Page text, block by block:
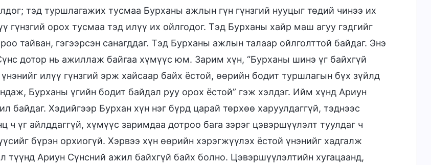
тэд туршлагажих тусмаа Бурханы ажлын гүн гүнзгий нууцыг төдий чинээ их
гүнзгий орох тусмаа тэд илүү их ойлгодог. Тэд Бурханы хайр маш агуу гэдгийг
тайван, гэгээрсэн санагддаг. Тэд Бурханы ажлын талаар ойлголттой байдаг. Энэ
дотор нь ажиллаж байгаа хүмүүс юм. Зарим хүн, “Бурханы шинэ үг байхгүй
илүү гүнзгий эрж хайсаар байх ёстой, өөрийн бодит туршлагын бүх зүйлд
Бурханы үгийн бодит байдал руу орох ёстой” гэж хэлдэг. Ийм хүнд Ариун
байдаг. Хэдийгээр Бурхан хүн нэг бүрд царай төрхөө харуулдаггүй, тэднээс
ч үг айлддаггүй, хүмүүс заримдаа дотроо бага зэрэг цэвэршүүлэлт туулдаг ч
бүрэн орхиогүй. Хэрвээ хүн өөрийн хэрэгжүүлэх ёстой үнэнийг хадгалж
түүнд Ариун Сүнсний ажил байхгүй байх болно. Цэвэршүүлэлтийн хугацаанд,